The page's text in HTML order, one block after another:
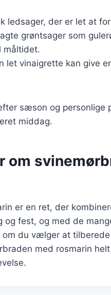
ledsager, der er let at
grøntsager som
måltidet.
let vinaigrette kan give
sæson og
middag.
er en ret, der
fest, og med de
du vælger at
med rosmarin